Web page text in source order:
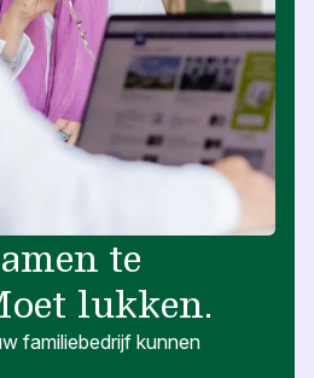
te
lukken.
familiebedrijf kunnen